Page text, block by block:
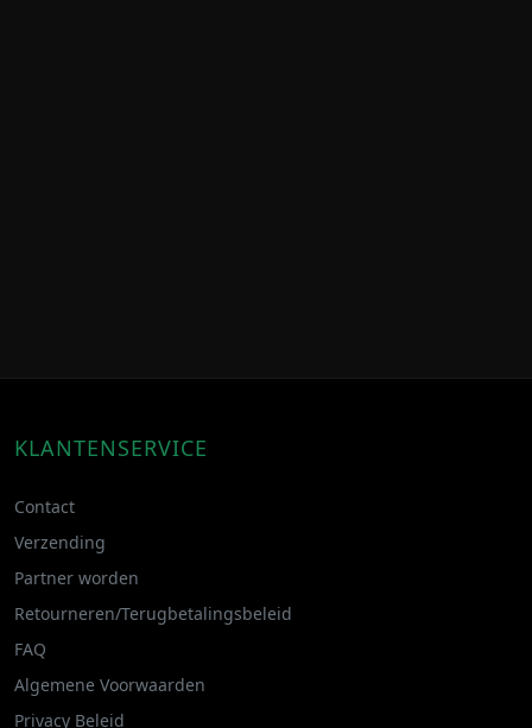
KLANTENSERVICE
Contact
Verzending
Partner worden
Retourneren/Terugbetalingsbeleid
FAQ
Algemene Voorwaarden
Privacy Beleid